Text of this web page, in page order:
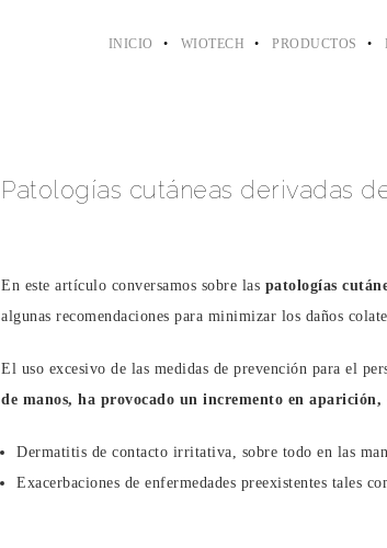
INICIO WIOTECH PRODUCTOS
Patologías cutáneas derivadas
En este artículo conversamos sobre las patologías
algunas recomendaciones para minimizar los daños
El uso excesivo de las medidas de prevención para el
de manos, ha provocado un incremento en
Dermatitis de contacto irritativa, sobre todo en las
Exacerbaciones de enfermedades preexistentes tales